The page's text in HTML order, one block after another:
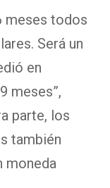
meses todos
Será un
en
meses”,
parte, los
también
moneda